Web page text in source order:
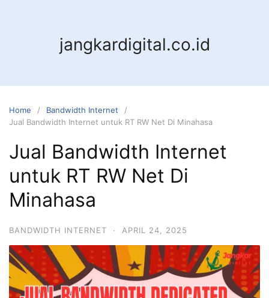
jangkardigital.co.id
Home
Bandwidth Internet
Jual Bandwidth Internet untuk RT RW Net Di Minahasa
Jual Bandwidth Internet
untuk RT RW Net Di
Minahasa
BANDWIDTH INTERNET · APRIL 24, 2025